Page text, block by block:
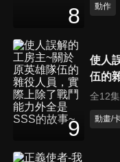
8 動作
9
使人
伍的
力外
全12集
動畫/